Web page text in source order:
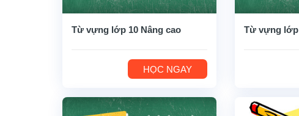
Từ vựng lớp 10 Nâng cao
HỌC NGAY
Từ vựng lớp